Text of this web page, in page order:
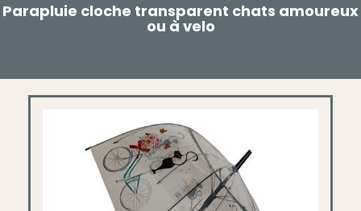
Parapluie cloche transparent chats amoureux
ou à velo